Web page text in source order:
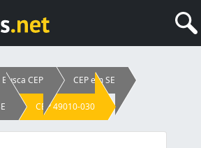
Busca CEP CEP em SE
CEP 49010-030